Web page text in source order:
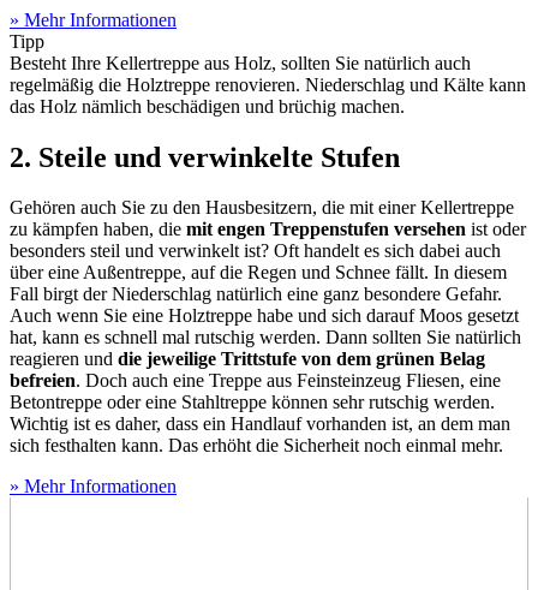
» Mehr Informationen
Tipp
Besteht Ihre Kellertreppe aus Holz, sollten Sie natürlich auch
regelmäßig die Holztreppe renovieren. Niederschlag und Kälte kann
das Holz nämlich beschädigen und brüchig machen.
2. Steile und verwinkelte Stufen
Gehören auch Sie zu den Hausbesitzern, die mit einer Kellertreppe
zu kämpfen haben, die mit engen Treppenstufen versehen ist oder
besonders steil und verwinkelt ist? Oft handelt es sich dabei auch
über eine Außentreppe, auf die Regen und Schnee fällt. In diesem
Fall birgt der Niederschlag natürlich eine ganz besondere Gefahr.
Auch wenn Sie eine Holztreppe habe und sich darauf Moos gesetzt
hat, kann es schnell mal rutschig werden. Dann sollten Sie natürlich
reagieren und die jeweilige Trittstufe von dem grünen Belag
befreien. Doch auch eine Treppe aus Feinsteinzeug Fliesen, eine
Betontreppe oder eine Stahltreppe können sehr rutschig werden.
Wichtig ist es daher, dass ein Handlauf vorhanden ist, an dem man
sich festhalten kann. Das erhöht die Sicherheit noch einmal mehr.
» Mehr Informationen